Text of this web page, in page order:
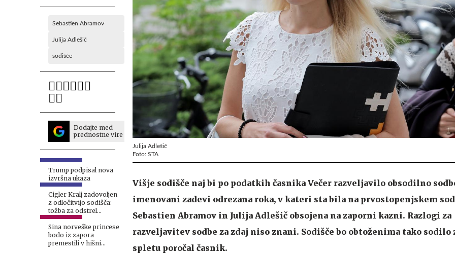
Sebastien Abramov
Julija Adlešič
sodišče
Dodajte med
prednostne vire
Trump podpisal nova
izvršna ukaza
Cigler Kralj zadovoljen
z odločitvijo sodišča:
tožba za odstrel
medvedov zavrnjena
Sina norveške princese
bodo iz zapora
premestili v hišni
Julija Adlešič
Foto: STA
Višje sodišče naj bi po podatkih časnika Večer razveljavilo obsodilno
imenovani zadevi odrezana roka, v kateri sta bila na prvostopenjskem
Sebastien Abramov in Julija Adlešič obsojena na zaporni kazni. Razlogi za
razveljavitev sodbe za zdaj niso znani. Sodišče bo obtoženima tako sodilo
spletu poročal časnik.